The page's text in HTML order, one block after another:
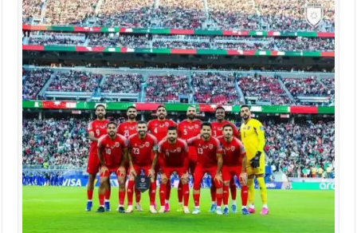
الإسلامية والمسيحية
الأمن يتلف 16 مليون حبة كبتاجون و1480 كغم مواد مخدرة
النواب يقر مشروع تعديل قانون الملكية العقارية
القاضي يلتقي رؤساء تحرير الصحف اليومية ويؤكد حرص مجلس
النواب على شراكة فاعلة مع الإعلام
دعوة المكلفين بخدمة العلم (الدفعة الثالثة) إلى مراجعة منصة خدمة
العلم
الملك يلتقي مجموعة من رفاق السلاح